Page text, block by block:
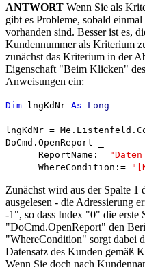
ANTWORT Wenn Sie als
gibt es Probleme, sobald
vorhanden sind. Besser ist es,
Kundennummer als Kriterium
zunächst das Kriterium in der
Eigenschaft "Beim Klicken"
Anweisungen ein:
Dim lngKdNr As Long
lngKdNr =
DoCmd.OpenReport _
ReportName:=
WhereCondition:=
Zunächst wird aus der Spalte 1
ausgelesen - die Adressierung
-1", so dass Index "0" die erste
"DoCmd.OpenReport" den
"WhereCondition" sorgt dabei
Datensatz des Kunden gemäß
Wenn Sie doch nach